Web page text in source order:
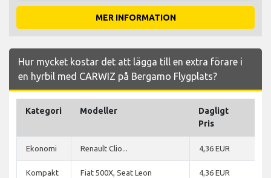
MER INFORMATION
Hur mycket kostar det att lägga till en extra förare i
en hyrbil med CARWIZ på Bergamo Flygplats?
Kategori Modeller
Dagligt
Pris
Ekonomi Renault Clio... 4,36 EUR
Kompakt
Fiat 500X, Seat Leon
4,36 EUR